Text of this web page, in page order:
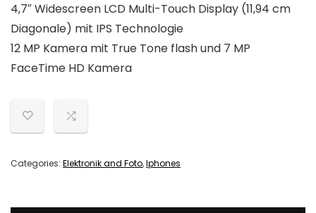
4,7″ Widescreen LCD Multi-Touch Display (11,94 cm
Diagonale) mit IPS Technologie
12 MP Kamera mit True Tone flash und 7 MP
FaceTime HD Kamera
Categories: Elektronik and Foto,Iphones